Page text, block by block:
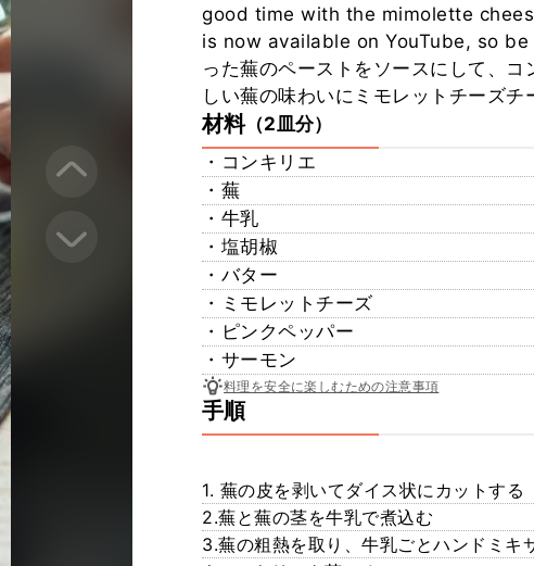
good time with the mimolette
is now available on YouTube, so
った蕪のペーストをソースにして、
しい蕪の味わいにミモレットチーズチ
材料（2皿分）
・コンキリエ
・蕪
・牛乳
・塩胡椒
・バター
・ミモレットチーズ
・ピンクペッパー
・サーモン
料理を安全に楽しむための注意事項
手順
1. 蕪の皮を剥いてダイス状にカットする
2.蕪と蕪の茎を牛乳で煮込む
3.蕪の粗熱を取り、牛乳ごとハンドミキ